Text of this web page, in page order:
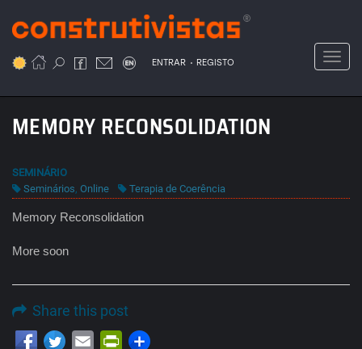
para
conteúdo
ENTRAR . REGISTO
MEMORY RECONSOLIDATION
SEMINÁRIO
Seminários, Online Terapia de Coerência
Memory Reconsolidation
More soon
Share this post
Email PrintFriendly